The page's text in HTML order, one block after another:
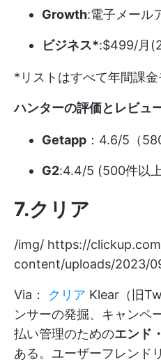
Growth:電子メール
ビジネス*:$499/月
*リストはすべて年間課金
ハンターの評価とレビュ
Getapp ：4.6/5（
G2:4.4/5 (500件以
7.クリア
/img/ https://
content/uploads/2023/
Via： クリア Klear（旧
ンサーの発掘、キャンペ
払い管理のためのエンド
ある。ユーザーフレンド